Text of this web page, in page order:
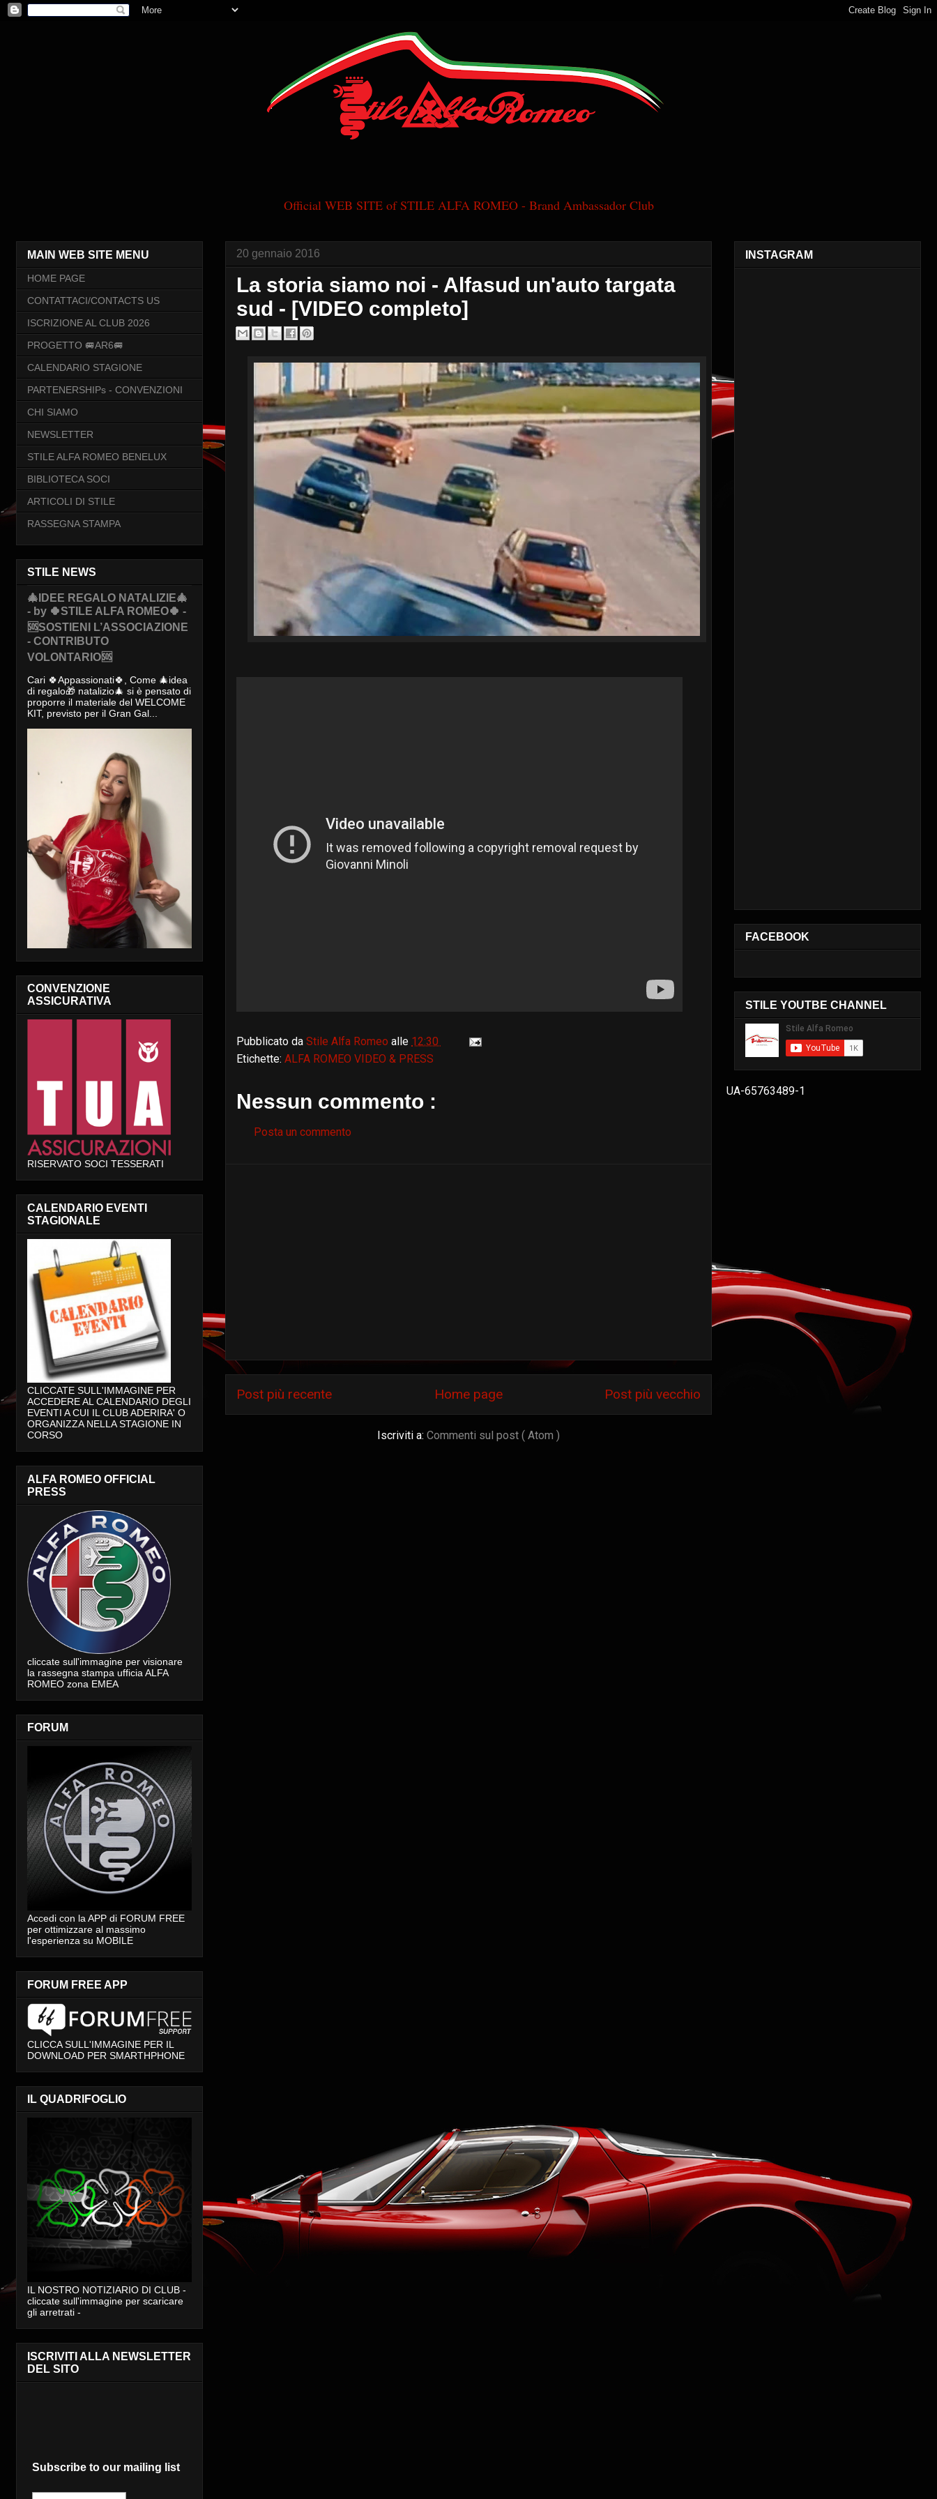
Official WEB SITE of STILE ALFA ROMEO - Brand Ambassador Club
20 gennaio 2016
La storia siamo noi - Alfasud un'auto targata
sud - [VIDEO completo]
Pubblicato da Stile Alfa Romeo alle 12:30
Etichette: ALFA ROMEO VIDEO & PRESS
Nessun commento :
Posta un commento
Post più recente Post più vecchio
Home page
Iscriviti a: Commenti sul post ( Atom )
MAIN WEB SITE MENU
HOME PAGE
CONTATTACI/CONTACTS US
ISCRIZIONE AL CLUB 2026
PROGETTO 🚐AR6🚐
CALENDARIO STAGIONE
PARTENERSHIPs - CONVENZIONI
CHI SIAMO
NEWSLETTER
STILE ALFA ROMEO BENELUX
BIBLIOTECA SOCI
ARTICOLI DI STILE
RASSEGNA STAMPA
STILE NEWS
🎄IDEE REGALO NATALIZIE🎄
- by 🍀STILE ALFA ROMEO🍀 -
🆘SOSTIENI L’ASSOCIAZIONE
- CONTRIBUTO
VOLONTARIO🆘
Cari 🍀Appassionati🍀, Come 🎄idea
di regalo🎁 natalizio🎄 si è pensato di
proporre il materiale del WELCOME
KIT, previsto per il Gran Gal...
CONVENZIONE
ASSICURATIVA
RISERVATO SOCI TESSERATI
CALENDARIO EVENTI
STAGIONALE
CLICCATE SULL'IMMAGINE PER
ACCEDERE AL CALENDARIO DEGLI
EVENTI A CUI IL CLUB ADERIRA' O
ORGANIZZA NELLA STAGIONE IN
CORSO
ALFA ROMEO OFFICIAL
PRESS
cliccate sull'immagine per visionare
la rassegna stampa ufficia ALFA
ROMEO zona EMEA
FORUM
Accedi con la APP di FORUM FREE
per ottimizzare al massimo
l'esperienza su MOBILE
FORUM FREE APP
CLICCA SULL'IMMAGINE PER IL
DOWNLOAD PER SMARTHPHONE
IL QUADRIFOGLIO
IL NOSTRO NOTIZIARIO DI CLUB -
cliccate sull'immagine per scaricare
gli arretrati -
ISCRIVITI ALLA NEWSLETTER
DEL SITO
Subscribe to our mailing list
INSTAGRAM
FACEBOOK
STILE YOUTBE CHANNEL
UA-65763489-1